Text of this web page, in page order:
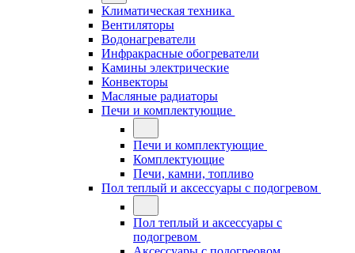
Климатическая техника
Вентиляторы
Водонагреватели
Инфракрасные обогреватели
Камины электрические
Конвекторы
Масляные радиаторы
Печи и комплектующие
Печи и комплектующие
Комплектующие
Печи, камни, топливо
Пол теплый и аксессуары с подогревом
Пол теплый и аксессуары с
подогревом